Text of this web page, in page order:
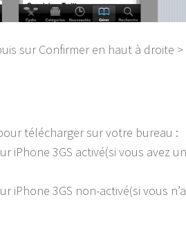
sur Confirmer en haut à droite
télécharger sur votre bureau :
iPhone 3GS activé(si vous avez
iPhone 3GS non-activé(si vous